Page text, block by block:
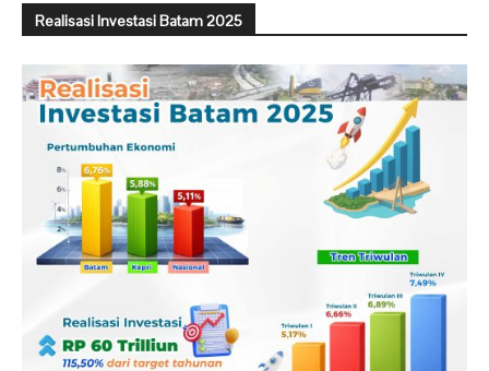
Realisasi Investasi Batam 2025